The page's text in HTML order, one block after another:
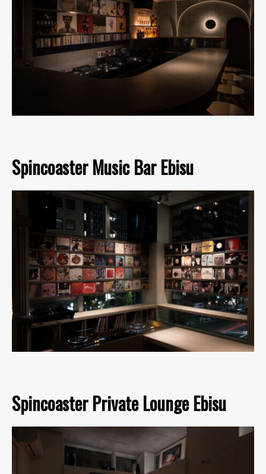
Spincoaster Music Bar Ebisu
Spincoaster Private Lounge Ebisu